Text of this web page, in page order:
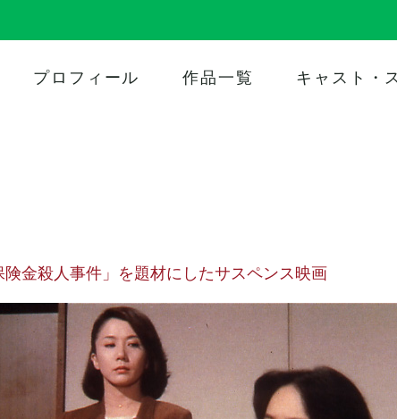
プロフィール 作品一覧 キャスト・
金殺人事件」を題材にしたサスペンス映画